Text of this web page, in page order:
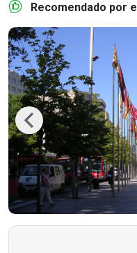
Recomendado por
Previous